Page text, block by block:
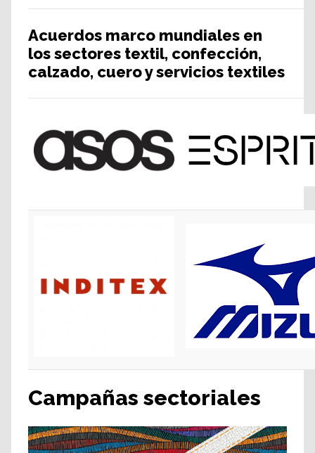
Acuerdos marco mundiales en
los sectores textil, confección,
calzado, cuero y servicios textiles
Campañas sectoriales